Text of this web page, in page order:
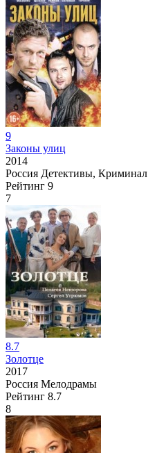
9
Законы улиц
2014
Россия Детективы, Криминал
Рейтинг 9
7
8.7
Золотце
2017
Россия Мелодрамы
Рейтинг 8.7
8